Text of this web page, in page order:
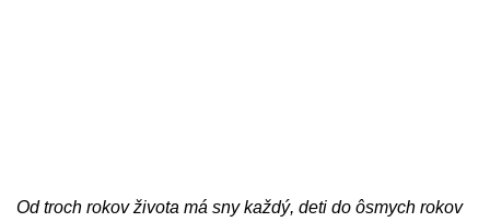
Od troch rokov života má sny každý, deti do ôsmych rokov